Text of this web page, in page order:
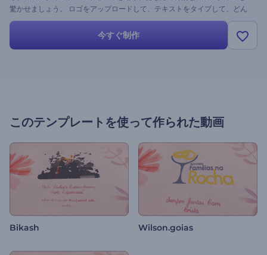
驚かせましょう。 ロゴをアップロードして、テキストをタイプして、どん
な機会でも休日でも特別なものにしてください！ 今すぐ試してみてくださ
今すぐ制作
このテンプレートを使って作られた動画
Bikash Wilson.goias